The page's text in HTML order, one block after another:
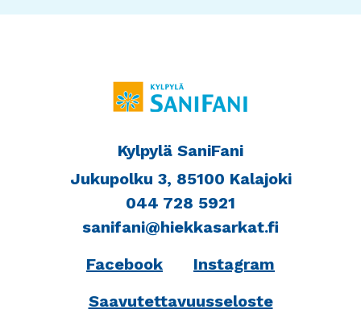
Kylpylä SaniFani
Jukupolku 3, 85100 Kalajoki
044 728 5921
sanifani@hiekkasarkat.fi
Facebook
Instagram
Saavutettavuusseloste